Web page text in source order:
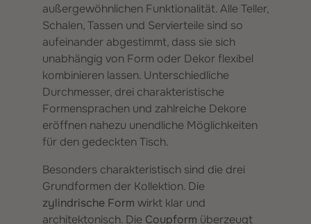
außergewöhnlichen Funktionalität. Alle Teller,
Schalen, Tassen und Servierteile sind so
aufeinander abgestimmt, dass sie sich
unabhängig von Form oder Dekor flexibel
kombinieren lassen. Unterschiedliche
Durchmesser, drei charakteristische
Formensprachen und zahlreiche Dekore
eröffnen nahezu unendliche Möglichkeiten
für den gedeckten Tisch.
Besonders charakteristisch sind die drei
Grundformen der Kollektion. Die
zylindrische Form wirkt klar und
architektonisch. Die Coupform überzeugt